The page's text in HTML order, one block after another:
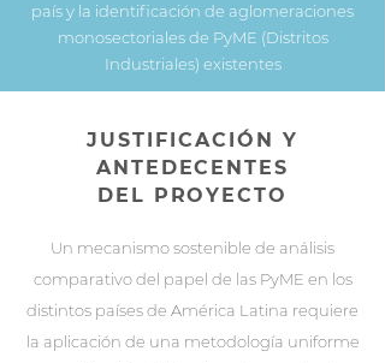
país y la identificación de aglomeraciones
monosectoriales de PyME (Distritos
Industriales) existentes
JUSTIFICACIÓN Y
ANTEDECENTES
DEL PROYECTO
Un mecanismo sostenible de análisis
comparativo del papel de las PyME en los
distintos países de América Latina requiere
la aplicación de una metodología uniforme